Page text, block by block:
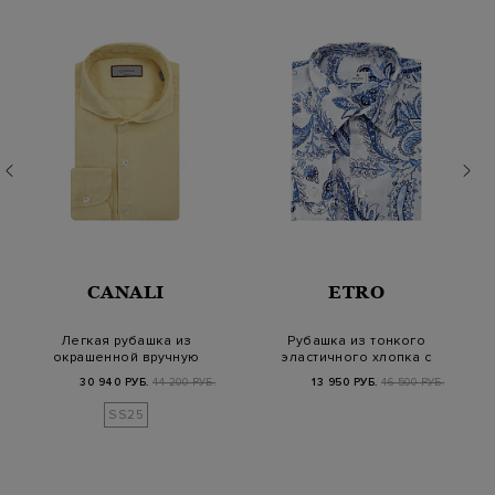
CANALI
Легкая рубашка из
окрашенной вручную
30 940 РУБ. 44 200 РУБ.
SS25
ETRO
Рубашка из тонкого
эластичного хлопка с
13 950 РУБ. 46 500 РУБ.